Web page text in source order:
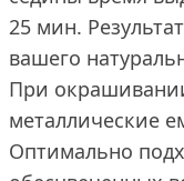
25 мин.
вашего
При
металлические
Оптимально